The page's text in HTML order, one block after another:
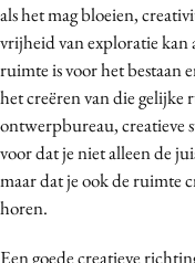
als het mag bloeien,
vrijheid van exploratie kan
ruimte is voor het bestaan
het creëren van die gelijke
ontwerpbureau, creatieve
voor dat je niet alleen de
maar dat je ook de ruimte
horen.
Een goede creatieve